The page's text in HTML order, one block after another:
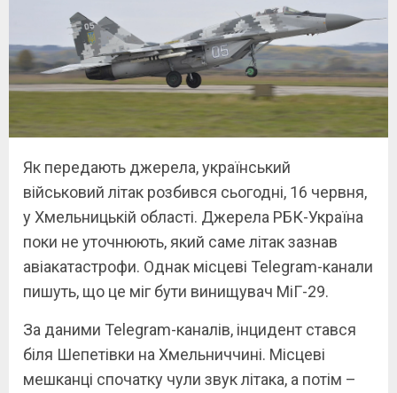
Як передають джерела, український
військовий літак розбився сьогодні, 16 червня,
у Хмельницькій області. Джерела РБК-Україна
поки не уточнюють, який саме літак зазнав
авіакатастрофи. Однак місцеві Telegram-канали
пишуть, що це міг бути винищувач МіГ-29.
За даними Telegram-каналів, інцидент стався
біля Шепетівки на Хмельниччині. Місцеві
мешканці спочатку чули звук літака, а потім –